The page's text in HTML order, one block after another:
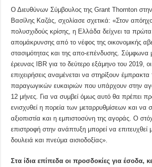
Ο Διευθύνων Σύμβουλος της Grant Thornton
Βασίλης Καζάς, σχολίασε σχετικά: «Στον
πολυσχιδούς κρίσης, η Ελλάδα δείχνει τα
απομάκρυνσης από το νέφος της οικονομικής
στασιμότητας και της απο-επένδυσης. Σύμφωνα
έρευνας IBR για το δεύτερο εξάμηνο του 2019, οι
επιχειρήσεις αναμένεται να στηρίξουν
παραγωγικών ευκαιριών που υπάρχουν στην
12 μήνες. Για να συμβεί όμως αυτό θα πρέπει
ενισχυθεί η πορεία των μεταρρυθμίσεων και να
αξιοπιστία και η εμπιστοσύνη της αγοράς. Ο
επιστροφή στην ανάπτυξη μπορεί να επιτευχθεί
δουλειά και πνεύμα αισιοδοξίας».
Στα ίδια επίπεδα οι προσδοκίες για έσοδα,